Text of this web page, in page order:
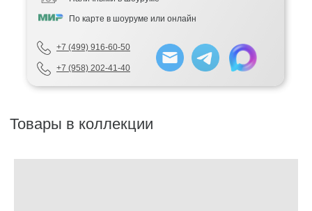
+7 (958) 202-41-40
+7 (499) 916-60-50
По карте в шоуруме или онлайн